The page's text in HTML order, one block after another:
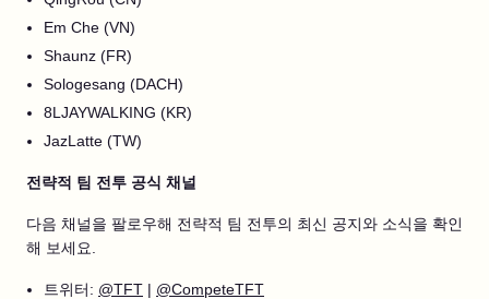
Em Che (VN)
Shaunz (FR)
Sologesang (DACH)
8LJAYWALKING (KR)
JazLatte (TW)
전략적 팀 전투 공식 채널
다음 채널을 팔로우해 전략적 팀 전투의 최신 공지와 소식을 확인
해 보세요.
트위터: @TFT | @CompeteTFT